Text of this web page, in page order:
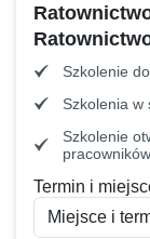
Szkolenie
Szkolenia w
Szkolenie
Termin i